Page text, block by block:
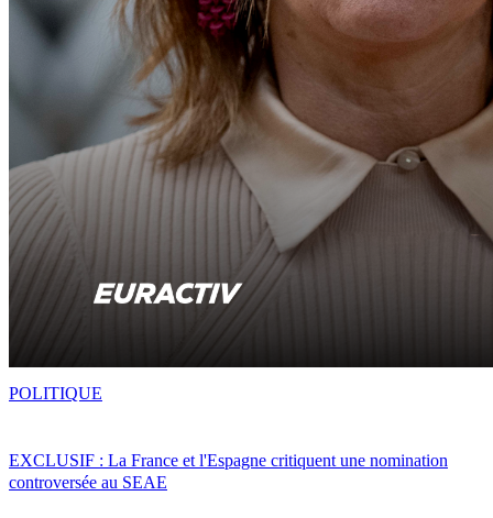
EXCLUSIF : La France et l'Espagne critiquent une nomination
controversée au SEAE
POLITIQUE